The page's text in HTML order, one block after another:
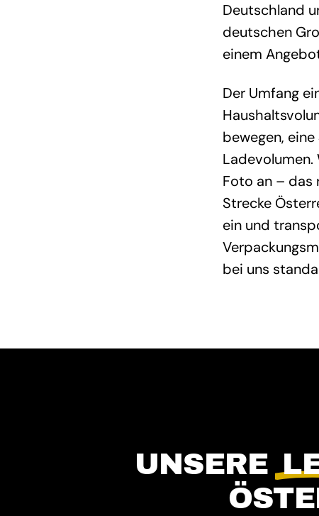
Deutschland
deutschen
einem
Der Umfang
bewegen,
Foto an – das
Strecke
ein und
bei uns
UNSERE